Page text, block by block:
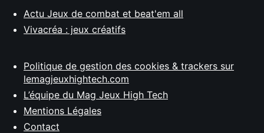
Actu Jeux de combat et beat'em all
Vivacréa : jeux créatifs
Politique de gestion des cookies & trackers sur
lemagjeuxhightech.com
L’équipe du Mag Jeux High Tech
Mentions Légales
Contact